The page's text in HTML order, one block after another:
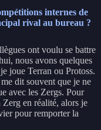
internes de
rival au bureau ?
ont voulu se battre
nous avons quelques
joue Terran ou Protoss.
dit souvent que je ne
avec les Zergs. Pour
en réalité, alors je
pour remporter la